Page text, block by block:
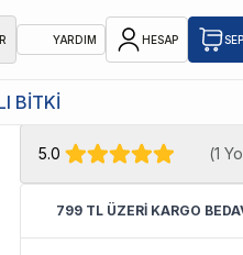
YARDIM HESAP
BİTKİ
★ Atakan Petshop,
satıcısıdır.
5.0 (1
799 TL ÜZERİ KARGO